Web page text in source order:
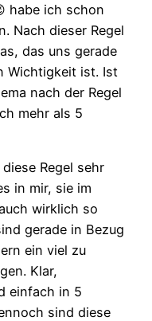
habe ich schon
Nach dieser Regel
das uns gerade
Wichtigkeit ist. Ist
nach der Regel
mehr als 5
Regel sehr
in mir, sie im
wirklich so
gerade in Bezug
ein viel zu
Klar,
einfach in 5
sind diese